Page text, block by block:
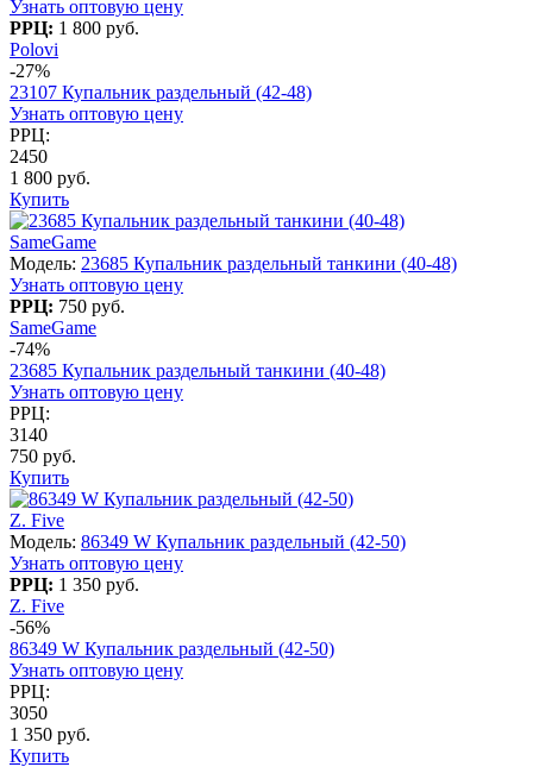
Узнать оптовую цену
РРЦ: 1 800 руб.
Polovi
-27%
23107 Купальник раздельный (42-48)
Узнать оптовую цену
РРЦ:
2450
1 800 руб.
Купить
SameGame
Модель: 23685 Купальник раздельный танкини (40-48)
Узнать оптовую цену
РРЦ: 750 руб.
SameGame
-74%
23685 Купальник раздельный танкини (40-48)
Узнать оптовую цену
РРЦ:
3140
750 руб.
Купить
Z. Five
Модель: 86349 W Купальник раздельный (42-50)
Узнать оптовую цену
РРЦ: 1 350 руб.
Z. Five
-56%
86349 W Купальник раздельный (42-50)
Узнать оптовую цену
РРЦ:
3050
1 350 руб.
Купить